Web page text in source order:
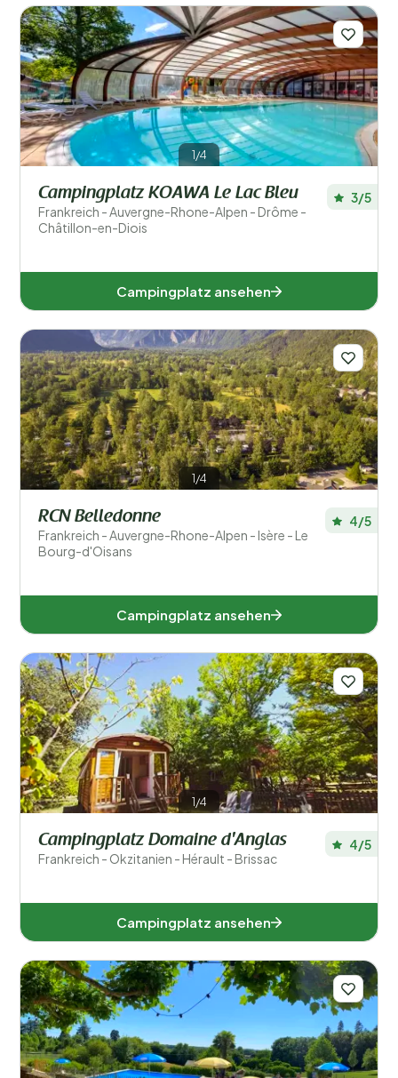
1/4
Campingplatz KOAWA Le Lac Bleu
Frankreich - Auvergne-Rhone-Alpen - Drôme -
Châtillon-en-Diois
3/5
Campingplatz ansehen
1/4
RCN Belledonne
Frankreich - Auvergne-Rhone-Alpen - Isère - Le
Bourg-d'Oisans
4/5
Campingplatz ansehen
1/4
Campingplatz Domaine d'Anglas
Frankreich - Okzitanien - Hérault - Brissac
4/5
Campingplatz ansehen